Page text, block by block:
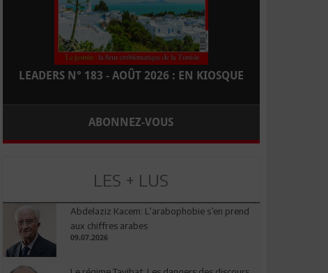
LEADERS N° 183 - AOÛT 2026 : EN KIOSQUE
ABONNEZ-VOUS
LES + LUS
Abdelaziz Kacem: L’arabophobie s’en prend
aux chiffres arabes
09.07.2026